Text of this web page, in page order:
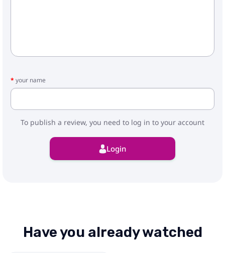
your name
To publish a review, you need to log in to your account
Login
Have you already watched